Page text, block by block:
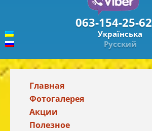
063-154-25-62
Українська
Русский
Главная
Фотогалерея
Акции
Полезное